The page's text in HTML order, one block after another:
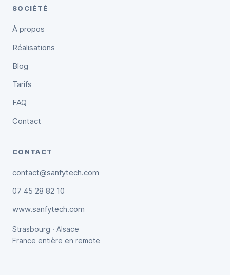
SOCIÉTÉ
À propos
Réalisations
Blog
Tarifs
FAQ
Contact
CONTACT
contact@sanfytech.com
07 45 28 82 10
www.sanfytech.com
Strasbourg · Alsace
France entière en remote